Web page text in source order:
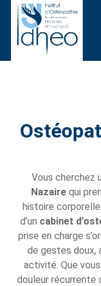
Vous cherchez
Nazaire qui
histoire
d’un cabinet
prise en charge
de gestes doux,
activité. Que
douleur récurrente